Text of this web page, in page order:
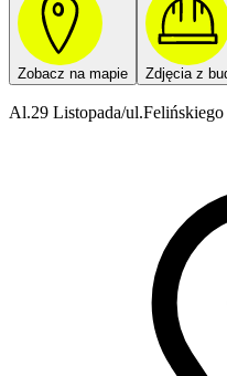
Zobacz na mapie Zdjęcia z
Al.29 Listopada/